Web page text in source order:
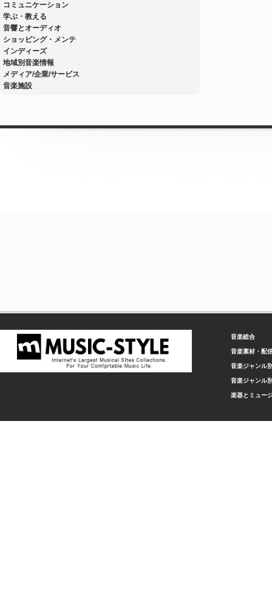
コミュニケーション
学ぶ・教える
音響とオーディオ
ショッピング・メンテ
インディーズ
地域別音楽情報
メディア/企業/サービス
音楽施設
音楽総合
音楽素材・配
音楽ジャンル
音楽ジャンル
楽器とミュー